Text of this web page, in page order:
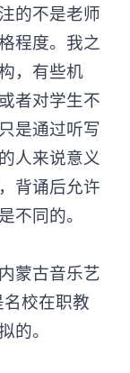
的不是老师
程度。我之
，有些机
者对学生不
是通过听写
人来说意义
背诵后允许
不同的。
蒙古音乐艺
校在职教
的。